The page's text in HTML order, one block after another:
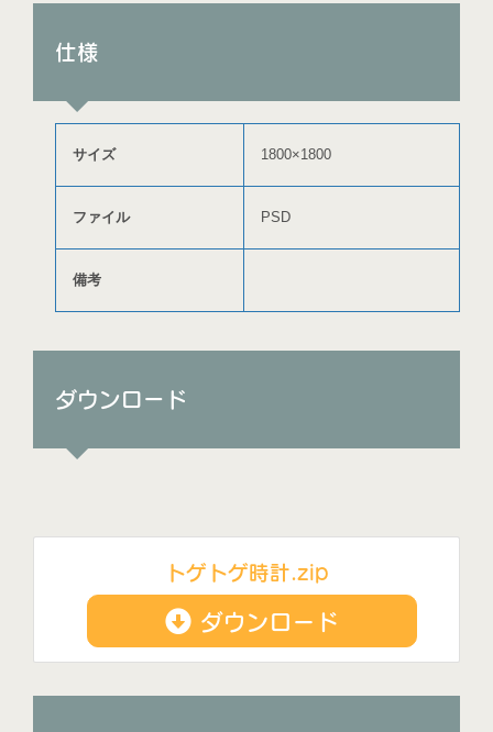
仕様
サイズ 1800×1800
ファイル PSD
備考
ダウンロード
トゲトゲ時計.zip
ダウンロード